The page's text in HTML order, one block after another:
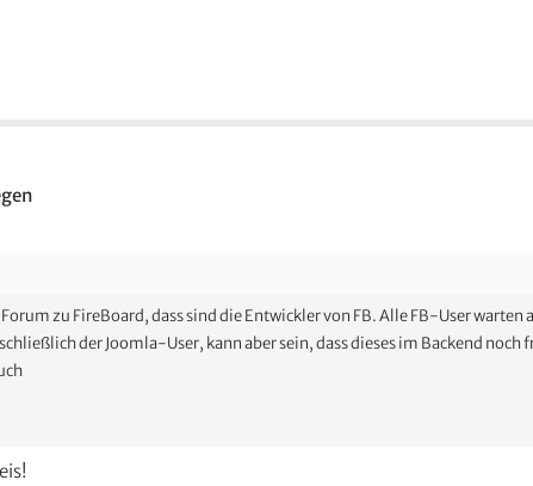
zu FireBoard, dass sind die Entwickler von FB. Alle FB-User warten
der Joomla-User, kann aber sein, dass dieses im Backend noch